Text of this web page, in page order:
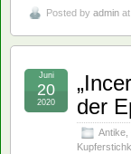
Posted by admin
der
Antike
Juni
20
2020